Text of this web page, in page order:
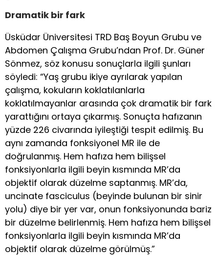
Dramatik bir fark
Üsküdar Üniversitesi TRD Baş Boyun Grubu ve
Abdomen Çalışma Grubu’ndan Prof. Dr. Güner
Sönmez, söz konusu sonuçlarla ilgili şunları
söyledi: “Yaş grubu ikiye ayrılarak yapılan
çalışma, kokuların koklatılanlarla
koklatılmayanlar arasında çok dramatik bir fark
yarattığını ortaya çıkarmış. Sonuçta hafızanın
yüzde 226 civarında iyileştiği tespit edilmiş. Bu
aynı zamanda fonksiyonel MR ile de
doğrulanmış. Hem hafıza hem bilişsel
fonksiyonlarla ilgili beyin kısmında MR’da
objektif olarak düzelme saptanmış. MR’da,
uncinate fasciculus (beyinde bulunan bir sinir
yolu) diye bir yer var, onun fonksiyonunda bariz
bir düzelme belirlenmiş. Hem hafıza hem bilişsel
fonksiyonlarla ilgili beyin kısmında MR’da
objektif olarak düzelme görülmüş.”